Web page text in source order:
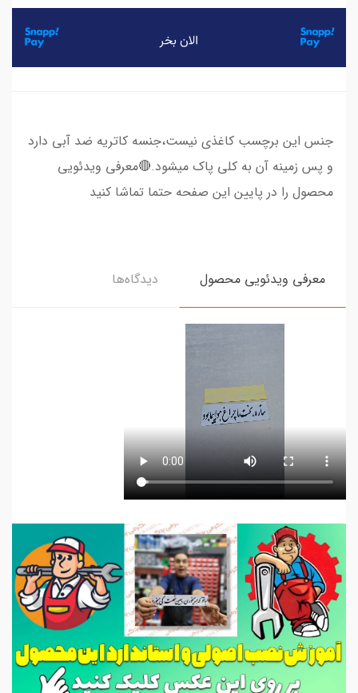
جنس این برچسب کاغذی نیست،جنسه کاتریه ضد آبی دارد
و پس زمینه آن به کلی پاک میشود.🔴معرفی ویدئویی
محصول را در پایین این صفحه حتما تماشا کنید
معرفی ویدئویی محصول دیدگاه‌ها